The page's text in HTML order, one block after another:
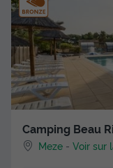
Camping Beau
Meze -Voir sur